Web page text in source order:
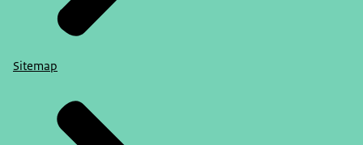
Sitemap